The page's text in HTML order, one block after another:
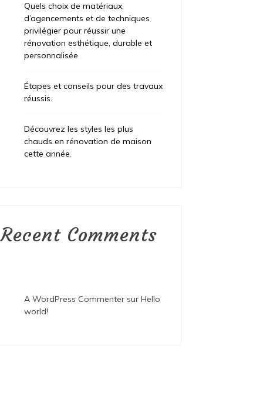
Quels choix de matériaux,
d’agencements et de techniques
privilégier pour réussir une
rénovation esthétique, durable et
personnalisée
Étapes et conseils pour des travaux
réussis.
Découvrez les styles les plus
chauds en rénovation de maison
cette année.
Recent Comments
A WordPress Commenter surHello
world!